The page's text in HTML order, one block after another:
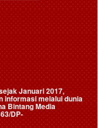
Januari 2017,
informasi melalui dunia
Bintang Media
DP-